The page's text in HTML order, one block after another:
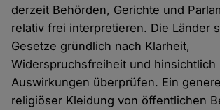
derzeit Behörden, Gerichte und
relativ frei interpretieren. Die Länder
Gesetze gründlich nach Klarheit,
Widerspruchsfreiheit und hinsichtlich
Auswirkungen überprüfen. Ein
religiöser Kleidung von öffentlichen